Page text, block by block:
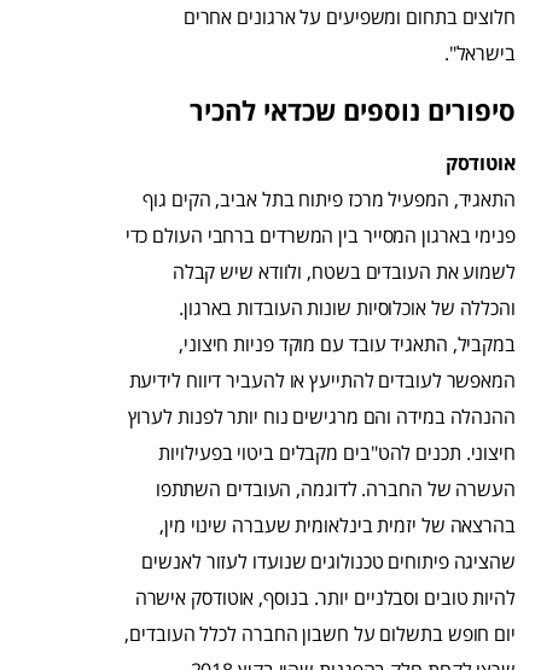
חלוצים בתחום ומשפיעים על ארגונים אחרים
בישראל".
סיפורים נוספים שכדאי להכיר
אוטודסק
התאגיד, המפעיל מרכז פיתוח בתל אביב, הקים גוף
פנימי בארגון המסייר בין המשרדים ברחבי העולם כדי
לשמוע את העובדים בשטח, ולוודא שיש קבלה
והכללה של אוכלוסיות שונות העובדות בארגון.
במקביל, התאגיד עובד עם מוקד פניות חיצוני,
המאפשר לעובדים להתייעץ או להעביר דיווח לידיעת
ההנהלה במידה והם מרגישים נוח יותר לפנות לערוץ
חיצוני. תכנים להט"בים מקבלים ביטוי בפעילויות
העשרה של החברה. לדוגמה, העובדים השתתפו
בהרצאה של יזמית בינלאומית שעברה שינוי מין,
שהציגה פיתוחים טכנולוגים שנועדו לעזור לאנשים
להיות טובים וסבלניים יותר. בנוסף, אוטודסק אישרה
יום חופש בתשלום על חשבון החברה לכלל העובדים,